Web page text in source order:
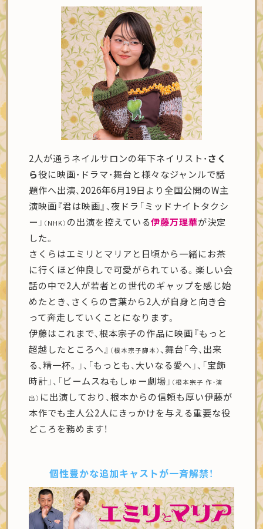
2人が通うネイルサロンの年下ネイリスト・さく
ら役に映画・ドラマ・舞台と様々なジャンルで話
題作へ出演、2026年6月19日より全国公開のW主
演映画『君は映画』、夜ドラ「ミッドナイトタクシ
ー」 （NHK） の出演を控えている伊藤万理華が決定
した。
さくらはエミリとマリアと日頃から一緒にお茶
に行くほど仲良しで可愛がられている。楽しい会
話の中で2人が若者との世代のギャップを感じ始
めたとき、さくらの言葉から2人が自身と向き合
って奔走していくことになります。
伊藤はこれまで、根本宗子の作品に映画『もっと
超越したところへ』 （根本宗子脚本）、舞台「今、出来
る、精一杯。」、「もっとも、大いなる愛へ」、「宝飾
時計」、「ビームスねもしゅー劇場」 （根本宗子 作・演
出） に出演しており、根本からの信頼も厚い伊藤が
本作でも主人公2人にきっかけを与える重要な役
どころを務めます！
個性豊かな追加キャストが一斉解禁！